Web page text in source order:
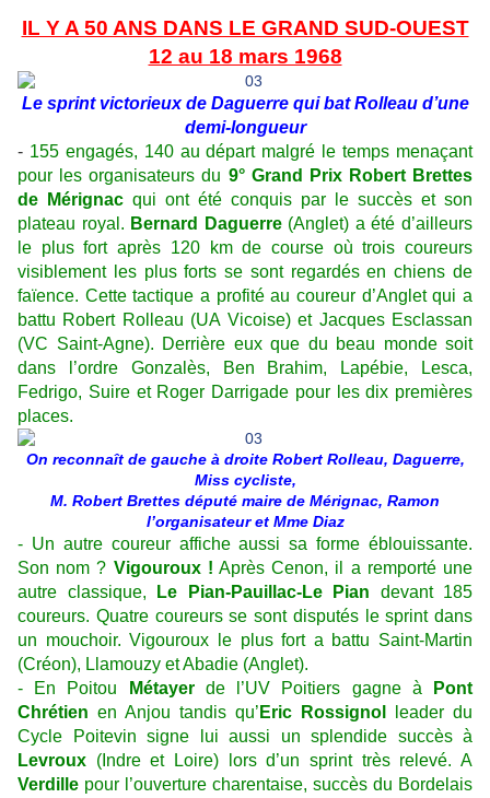
IL Y A 50 ANS DANS LE GRAND SUD-OUEST
12 au 18 mars 1968
Le sprint victorieux de Daguerre qui bat Rolleau d’une
demi-longueur
- 155 engagés, 140 au départ malgré le temps menaçant
pour les organisateurs du 9° Grand Prix Robert Brettes
de Mérignac qui ont été conquis par le succès et son
plateau royal. Bernard Daguerre(Anglet) a été d’ailleurs
le plus fort après 120 km de course où trois coureurs
visiblement les plus forts se sont regardés en chiens de
faïence. Cette tactique a profité au coureur d’Anglet qui a
battu Robert Rolleau (UA Vicoise) et Jacques Esclassan
(VC Saint-Agne). Derrière eux que du beau monde soit
dans l’ordre Gonzalès, Ben Brahim, Lapébie, Lesca,
Fedrigo, Suire et Roger Darrigade pour les dix premières
places.
On reconnaît de gauche à droite Robert Rolleau, Daguerre,
Miss cycliste,
M. Robert Brettes député maire de Mérignac, Ramon
l’organisateur et Mme Diaz
- Un autre coureur affiche aussi sa forme éblouissante.
Son nom ? Vigouroux ! Après Cenon, il a remporté une
autre classique,
Le Pian-Pauillac-Le Pian devant 185
coureurs. Quatre coureurs se sont disputés le sprint dans
un mouchoir. Vigouroux le plus fort a battu Saint-Martin
(Créon), Llamouzy et Abadie (Anglet).
- En Poitou
Métayer de l’UV Poitiers gagne à
Pont
Chrétien en Anjou tandis qu’ Eric Rossignol
leader du
Cycle Poitevin signe lui aussi un splendide succès à
Levroux (Indre et Loire) lors d’un sprint très relevé. A
Verdille pour l’ouverture charentaise, succès du Bordelais